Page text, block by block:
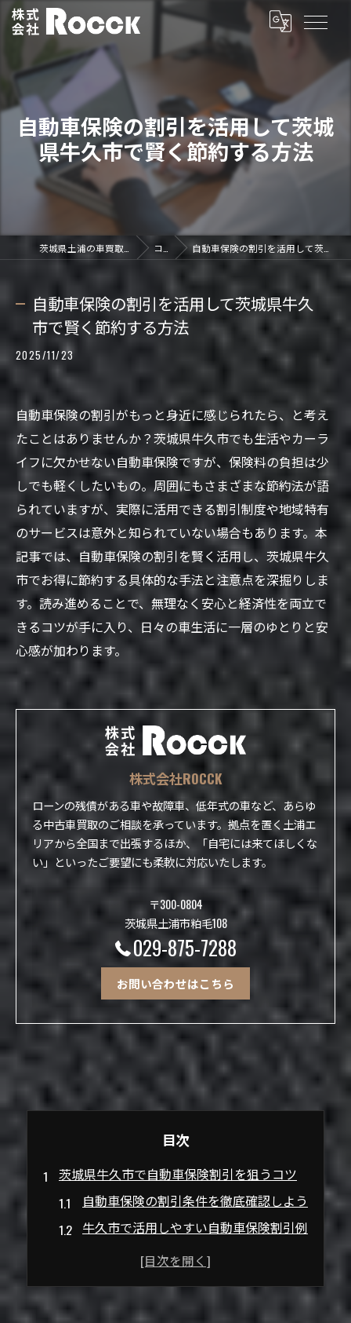
自動車保険の割引を活用して茨城
県牛久市で賢く節約する方法
コラム 自動車保険の割引を活用して茨城県牛久市で賢く節約する方法
自動車保険の割引を活用して茨城県牛久
市で賢く節約する方法
2025/11/23
自動車保険の割引がもっと身近に感じられたら、と考え
たことはありませんか？茨城県牛久市でも生活やカーラ
イフに欠かせない自動車保険ですが、保険料の負担は少
しでも軽くしたいもの。周囲にもさまざまな節約法が語
られていますが、実際に活用できる割引制度や地域特有
のサービスは意外と知られていない場合もあります。本
記事では、自動車保険の割引を賢く活用し、茨城県牛久
市でお得に節約する具体的な手法と注意点を深掘りしま
す。読み進めることで、無理なく安心と経済性を両立で
きるコツが手に入り、日々の車生活に一層のゆとりと安
心感が加わります。
株式会社ROCCK
ローンの残債がある車や故障車、低年式の車など、あらゆ
る中古車買取のご相談を承っています。拠点を置く土浦エ
リアから全国まで出張するほか、「自宅には来てほしくな
い」といったご要望にも柔軟に対応いたします。
〒300-0804
茨城県土浦市粕毛108
029-875-7288
お問い合わせはこちら
目次
茨城県牛久市で自動車保険割引を狙うコツ
自動車保険の割引条件を徹底確認しよう
牛久市で活用しやすい自動車保険割引例
県民共済や全労済の自動車保険特徴比較
自動車保険割引を最大化するポイント